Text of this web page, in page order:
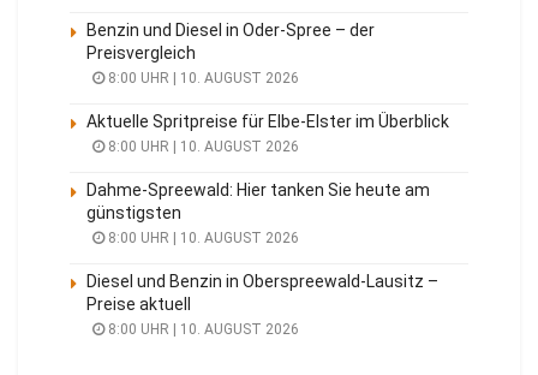
Benzin und Diesel in Oder-Spree – der
Preisvergleich
8:00 UHR | 10. AUGUST 2026
Aktuelle Spritpreise für Elbe-Elster im Überblick
8:00 UHR | 10. AUGUST 2026
Dahme-Spreewald: Hier tanken Sie heute am
günstigsten
8:00 UHR | 10. AUGUST 2026
Diesel und Benzin in Oberspreewald-Lausitz –
Preise aktuell
8:00 UHR | 10. AUGUST 2026